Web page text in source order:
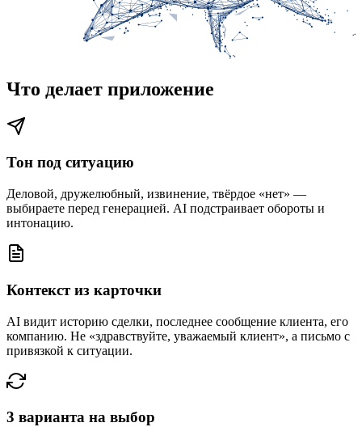
Что делает приложение
Тон под ситуацию
Деловой, дружелюбный, извинение, твёрдое «нет» —
выбираете перед генерацией. AI подстраивает обороты и
интонацию.
Контекст из карточки
AI видит историю сделки, последнее сообщение клиента, его
компанию. Не «здравствуйте, уважаемый клиент», а письмо с
привязкой к ситуации.
3 варианта на выбор